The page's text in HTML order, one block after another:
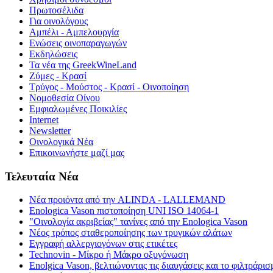
Πρωτοσέλιδα
Για οινολόγους
Αμπέλι - Αμπελουργία
Ενώσεις οινοπαραγωγών
Εκδηλώσεις
Τα νέα της GreekWineLand
Ζύμες - Κρασί
Τρύγος - Μούστος - Κρασί - Οινοποίηση
Νομοθεσία Οίνου
Εμφιαλωμένες Ποικιλίες
Internet
Newsletter
Οινολογικά Νέα
Επικοινωνήστε μαζί μας
Τελευταία Νέα
Νέα προιόντα από την ALINDA - LALLEMAND
Enologica Vason πιστοποίηση UNI ISO 14064-1
"Οινολογία ακριβείας" τανίνες από την Enologica Vason
Νέος τρόπος σταθεροποίησης των τρυγικών αλάτων
Εγγραφή αλλεργιογόνων στις ετικέτες
Technovin - Μίκρο ή Μάκρο οξυγόνωση
Enolgica Vason, βελτιώνοντας τις διαυγάσεις και το